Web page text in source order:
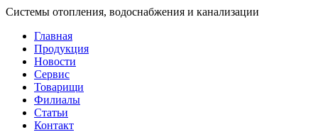
Системы отопления, водоснабжения и канализации
Главная
Продукция
Новости
Сервис
Товарищи
Филиалы
Статьи
Контакт